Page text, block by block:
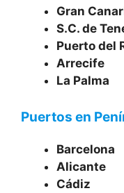
Gran
S.C. de
Puerto del
Arrecife
La Palma
Puertos en
Barcelona
Alicante
Cádiz